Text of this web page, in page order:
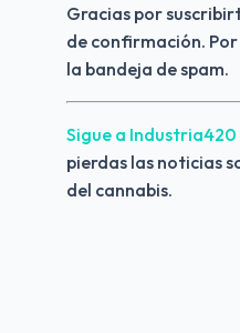
Gracias por
de confirmación.
la bandeja de spam.
Sigue a Industria420
pierdas las noticias
del cannabis.